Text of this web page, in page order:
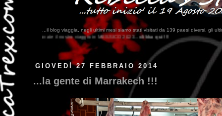
...il blog viaggia, negli ultimi mesi siamo stati visitati da 139 paesi diversi, gli
MESSICO 2023...clikka qui !!!
GIOVEDÌ 27 FEBBRAIO 2014
...la gente di Marrakech !!!